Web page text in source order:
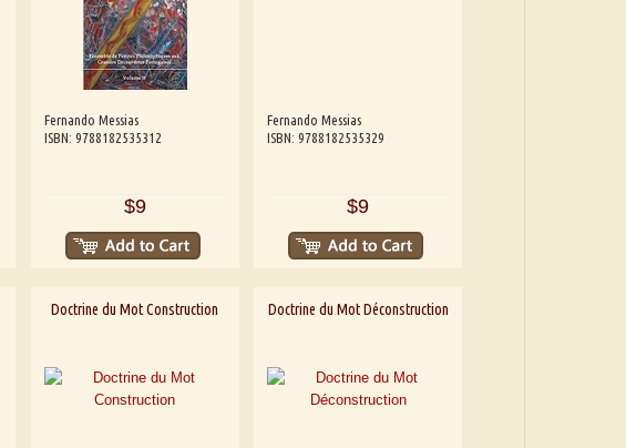
Fernando Messias
ISBN: 9788182535312
$9
Fernando Messias
ISBN: 9788182535329
$9
Doctrine du Mot Construction Doctrine du Mot Déconstruction